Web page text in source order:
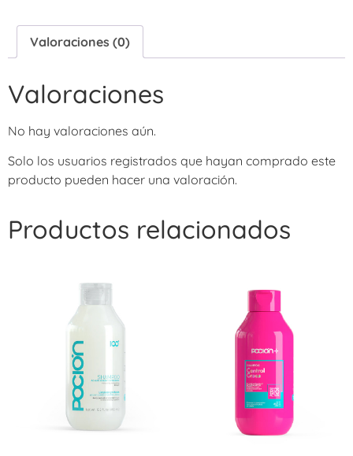
Valoraciones (0)
Valoraciones
No hay valoraciones aún.
Solo los usuarios registrados que hayan comprado este
producto pueden hacer una valoración.
Productos relacionados